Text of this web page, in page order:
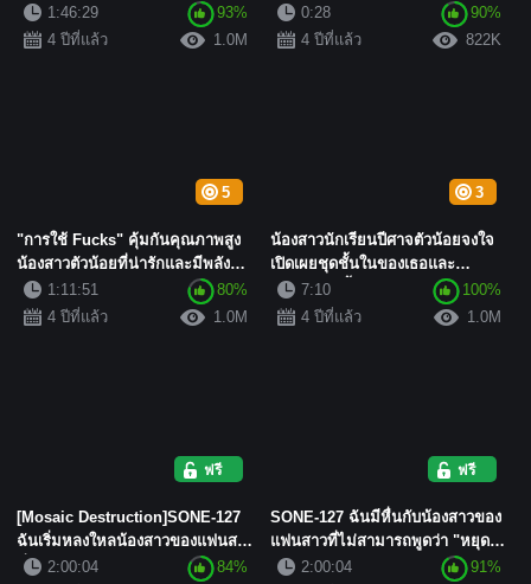
และอ่อนโยน และ...
1:46:29
93%
4 ปีที่แล้ว
1.0M
~ ท่าทางของเธอมีเสน...
0:28
90%
4 ปีที่แล้ว
822K
5
"การใช้ Fucks" คุ้มกันคุณภาพสูง
น้องสาวตัวน้อยที่น่ารักและมีพลังหุ่น
เพรีย...1:11:51
80%
4 ปีที่แล้ว
1.0M
3
น้องสาวนักเรียนปีศาจตัวน้อยจงใจ
เปิดเผยชุดชั้นในของเธอและ
พยายามเกลี้ยกล่อมฉันให้ดีท...
7:10
100%
4 ปีที่แล้ว
1.0M
ฟรี
[Mosaic Destruction]SONE-127
ฉันเริ่มหลงใหลน้องสาวของแฟนสาว
ที่ไม่สามารถพูดว่า &quo...
2:00:04
84%
ฟรี
SONE-127 ฉันมีหื่นกับน้องสาวของ
แฟนสาวที่ไม่สามารถพูดว่า "หยุด"
ได้ และฉั...
2:00:04
91%